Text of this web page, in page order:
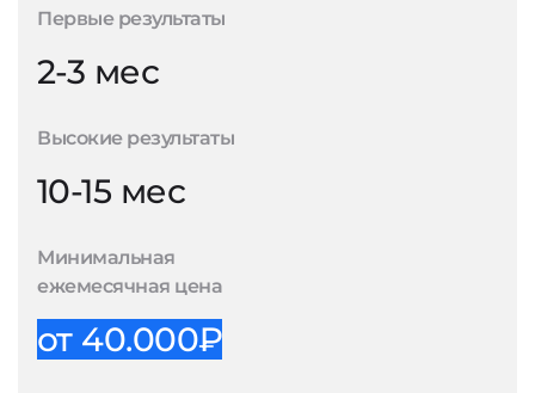
Первые результаты
2-3 мес
Высокие результаты
10-15 мес
Минимальная
ежемесячная цена
от 40.000₽